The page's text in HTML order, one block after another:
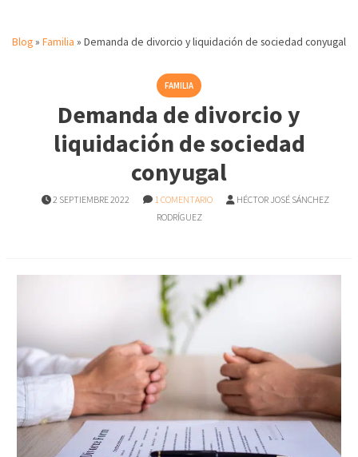
Blog» Familia » Demanda de divorcio y liquidación de sociedad conyugal
FAMILIA
Demanda de divorcio y
liquidación de sociedad
conyugal
2 SEPTIEMBRE 2022 1 COMENTARIO
HÉCTOR JOSÉ SÁNCHEZ
RODRÍGUEZ